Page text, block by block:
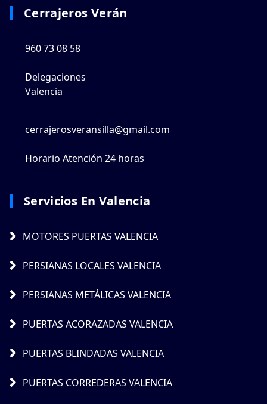
Cerrajeros Verán
960 73 08 58
Delegaciones
Valencia
cerrajerosveransilla@gmail.com
Horario Atención 24 horas
Servicios En Valencia
MOTORES PUERTAS VALENCIA
PERSIANAS LOCALES VALENCIA
PERSIANAS METÁLICAS VALENCIA
PUERTAS ACORAZADAS VALENCIA
PUERTAS BLINDADAS VALENCIA
PUERTAS CORREDERAS VALENCIA